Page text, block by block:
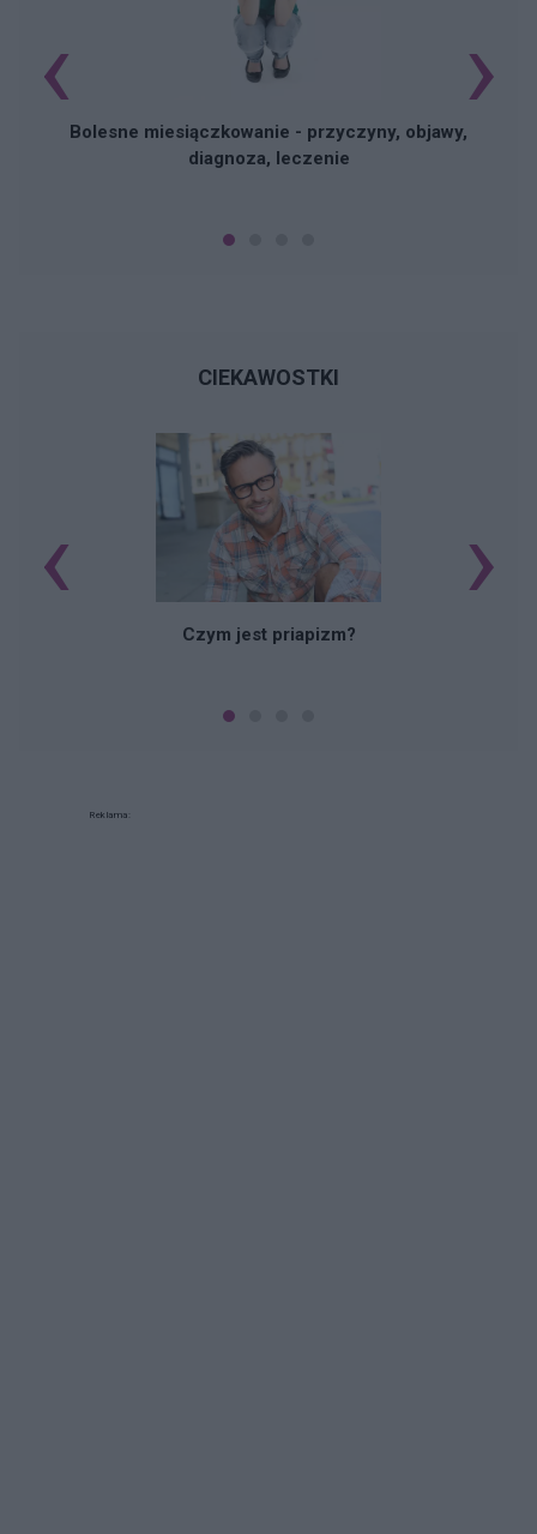
Bolesne miesiączkowanie - przyczyny, objawy,
diagnoza, leczenie
‹ ›
CIEKAWOSTKI
Czym jest priapizm?
‹ ›
Reklama: